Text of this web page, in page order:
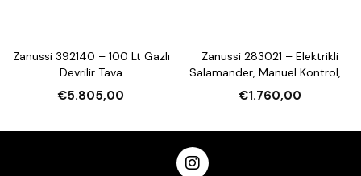
Zanussi 392140 – 100 Lt Gazlı
Devrilir Tava
€5.805,00
Zanussi 283021 – Elektrikli
Salamander, Manuel Kontrol, 3
Tarafı Açık, 600 mm
€1.760,00